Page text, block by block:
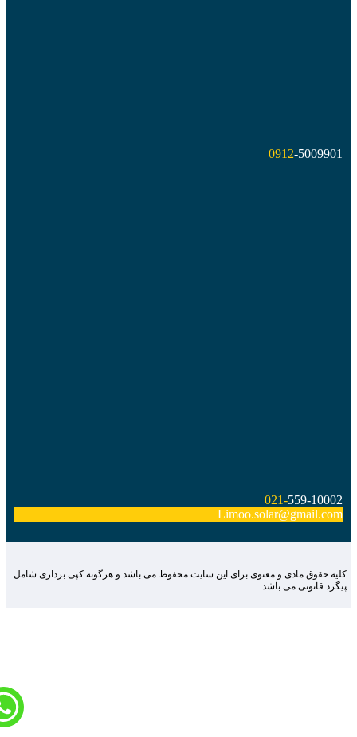
0912-5009901
021-559-10002
Limoo.solar@gmail.com
حقوق مادی و معنوی برای این سایت محفوظ می باشد و هرگونه کپی برداری شامل
قانونی می باشد.